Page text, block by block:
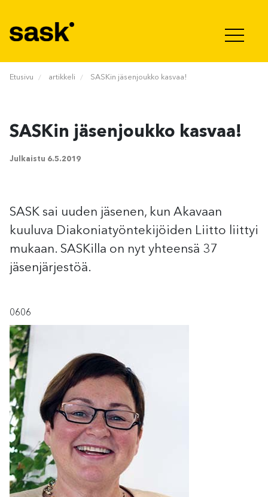
Etusivu artikkeli SASKin jäsenjoukko kasvaa!
SASKin jäsenjoukko kasvaa!
Julkaistu 6.5.2019
SASK sai uuden jäsenen, kun Akavaan
kuuluva Diakoniatyöntekijöiden Liitto liittyi
mukaan. SASKilla on nyt yhteensä 37
jäsenjärjestöä.
0606